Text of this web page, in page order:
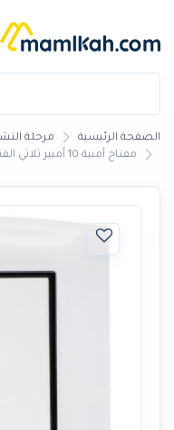
الصفحة الرئيسية مرحلة
مفتاح أمنية 10 أمبير ثلاثي الفنار ابيض مع إطار اسود دركسيون